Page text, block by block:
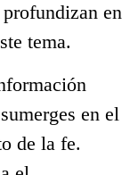
en
tema.
en el
de la fe.